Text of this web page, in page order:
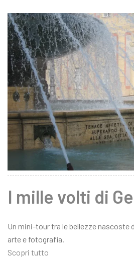
I mille volti di
Un mini-tour tra le bellezze nascoste
arte e fotografia.
Scopri tutto